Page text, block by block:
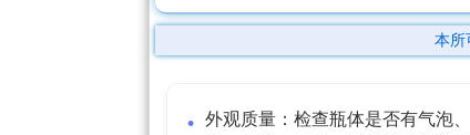
本所
外观质量：检查瓶体是否有气泡